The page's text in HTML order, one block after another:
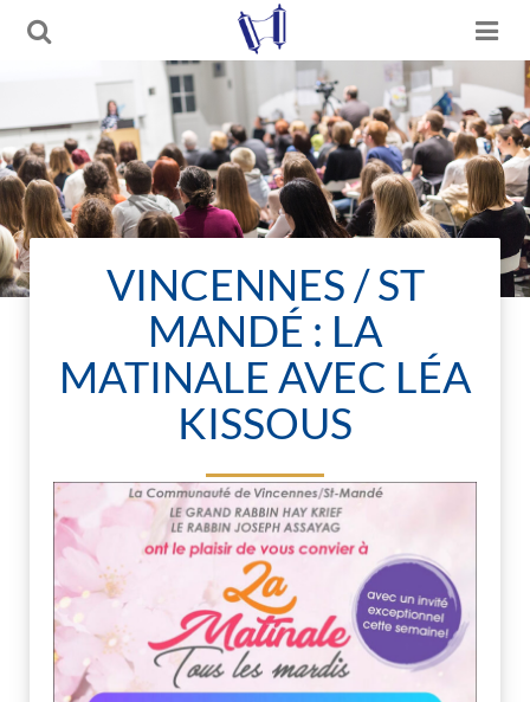
VINCENNES / ST
MANDÉ : LA
MATINALE AVEC LÉA
KISSOUS